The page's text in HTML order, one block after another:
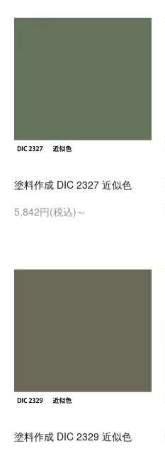
塗料作成 DIC 2327 近似色
5,842円(税込)～
塗料作成 DIC 2329 近似色